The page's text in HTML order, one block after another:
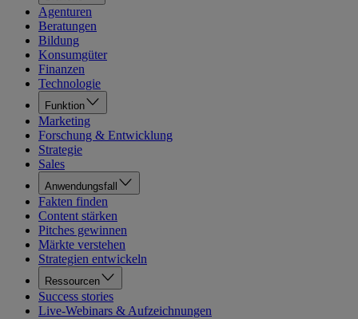
Agenturen
Beratungen
Bildung
Konsumgüter
Finanzen
Technologie
Funktion
Marketing
Forschung & Entwicklung
Strategie
Sales
Anwendungsfall
Fakten finden
Content stärken
Pitches gewinnen
Märkte verstehen
Strategien entwickeln
Ressourcen
Success stories
Live-Webinars & Aufzeichnungen